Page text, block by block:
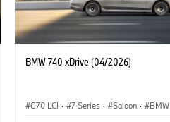
BMW 740 xDrive (04/2026)
G70 LCI · 7 Series · Saloon · BMW